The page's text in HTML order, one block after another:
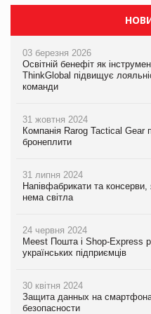
03 березня 2026
Освітній бенефіт як
ThinkGlobal підвищує
команди
31 жовтня 2024
Компанія Rarog Tactical Gear
бронеплити
31 липня 2024
Напівфабрикати та консерви,
нема світла
24 червня 2024
Meest Пошта і Shop-Express
українських підприємців
30 квітня 2024
Защита данных на
безопасности